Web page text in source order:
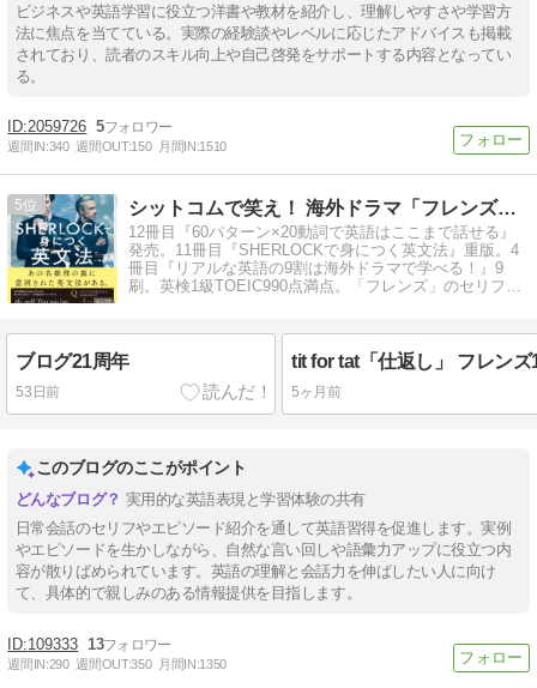
ビジネスや英語学習に役立つ洋書や教材を紹介し、理解しやすさや学習方
法に焦点を当てている。実際の経験談やレベルに応じたアドバイスも掲載
されており、読者のスキル向上や自己啓発をサポートする内容となってい
る。
2059726 5
週間IN:340 週間OUT:150 月間IN:1510
5 シットコムで笑え！ 海外ドラマ「フレンズ」英語攻略ガイド
12冊目『60パターン×20動詞で英語はここまで話せる』
発売。11冊目『SHERLOCKで身につく英文法』重版。4
冊目『リアルな英語の9割は海外ドラマで学べる！』9
刷。英検1級TOEIC990点満点。「フレンズ」のセリフを
ブログ21周年
53日前
tit for tat「仕返し」 フレンズ
5ヶ月前
このブログのここがポイント
実用的な英語表現と学習体験の共有
日常会話のセリフやエピソード紹介を通して英語習得を促進します。実例
やエピソードを生かしながら、自然な言い回しや語彙力アップに役立つ内
容が散りばめられています。英語の理解と会話力を伸ばしたい人に向け
て、具体的で親しみのある情報提供を目指します。
109333 13
週間IN:290 週間OUT:350 月間IN:1350